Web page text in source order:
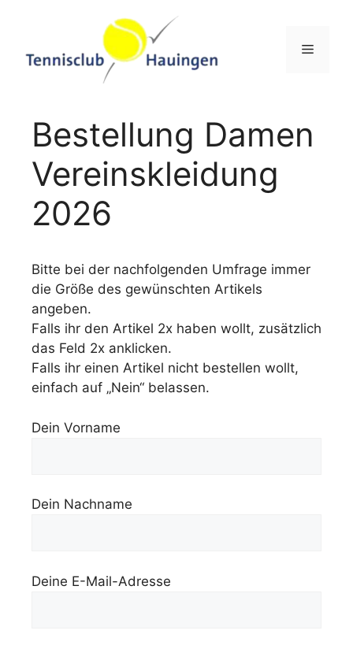
Menü
Bestellung Damen
Vereinskleidung
2026
Bitte bei der nachfolgenden Umfrage immer
die Größe des gewünschten Artikels
angeben.
Falls ihr den Artikel 2x haben wollt, zusätzlich
das Feld 2x anklicken.
Falls ihr einen Artikel nicht bestellen wollt,
einfach auf „Nein“ belassen.
Dein Vorname
Dein Nachname
Deine E-Mail-Adresse